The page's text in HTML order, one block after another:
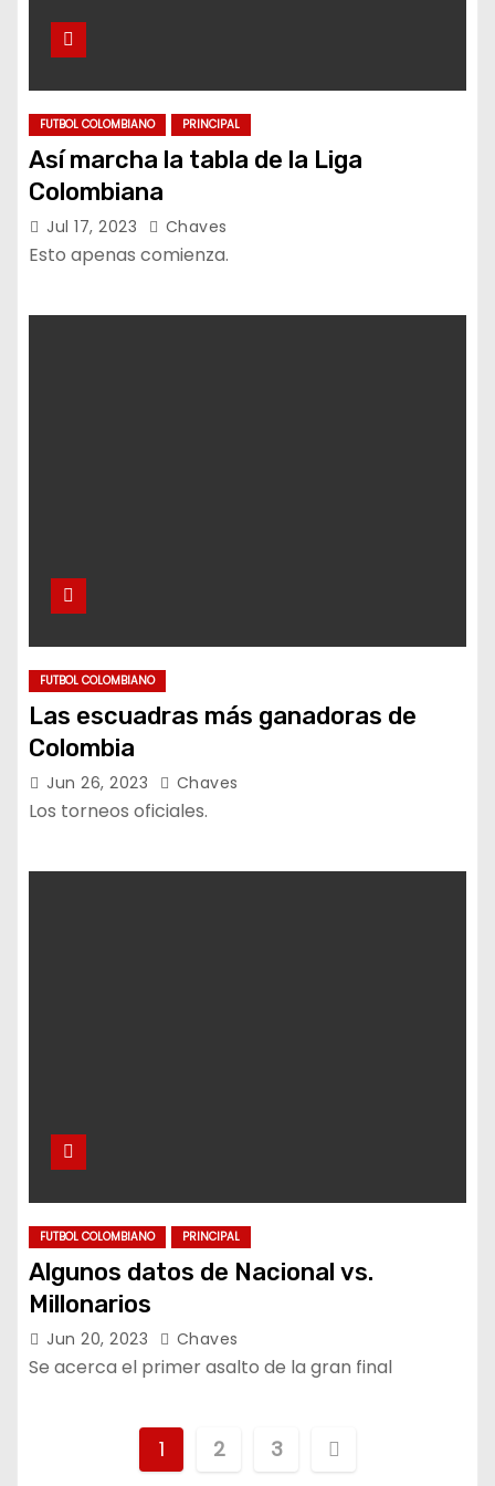
FUTBOL COLOMBIANO PRINCIPAL
Así marcha la tabla de la Liga
Colombiana
Jul 17, 2023 Chaves
Esto apenas comienza.
FUTBOL COLOMBIANO
Las escuadras más ganadoras de
Colombia
Jun 26, 2023 Chaves
Los torneos oficiales.
FUTBOL COLOMBIANO PRINCIPAL
Algunos datos de Nacional vs.
Millonarios
Jun 20, 2023 Chaves
Se acerca el primer asalto de la gran final
1 2 3